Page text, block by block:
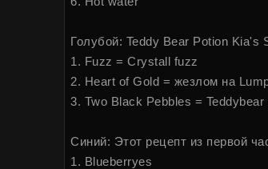
Голубой: Teddy Bear Potion Kia's
1. Fuzz = Crystall fuzz
2. Heart of Gold = жезлом на
3. Two Black Pebbles = Teddybear
Синий: Этот рецепт из первой
1. Blueberryes